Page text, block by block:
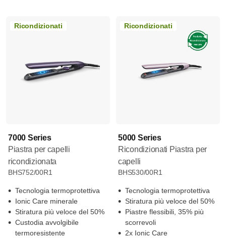
Ricondizionati
7000 Series
Piastra per capelli
ricondizionata
BHS752/00R1
Tecnologia termoprotettiva
Ionic Care minerale
Stiratura più veloce del 50%
Custodia avvolgibile
termoresistente
Ricondizionati
5000 Series
Ricondizionati Piastra per
capelli
BHS530/00R1
Tecnologia termoprotettiva
Stiratura più veloce del 50%
Piastre flessibili, 35% più
scorrevoli
2x Ionic Care